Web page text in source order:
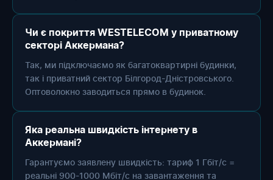
Чи є покриття WESTELECOM у приватному
секторі Аккермана?
Так, ми підключаємо як багатоквартирні будинки,
так і приватний сектор Білгород-Дністровського.
Оптоволокно заводиться прямо в будинок.
Яка реальна швидкість інтернету в
Аккермані?
Гарантуємо заявлену швидкість: тариф 1 Гбіт/с =
реальні 900-1000 Мбіт/с на завантаження та